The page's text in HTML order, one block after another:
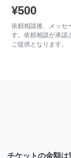
¥500
依頼相談後、メッセ
す。依頼相談が承認
ご提供となります。
チケットの金額は